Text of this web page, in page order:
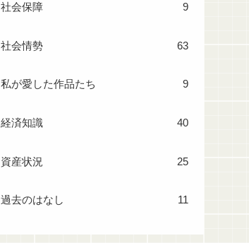
社会保障 9
社会情勢 63
私が愛した作品たち 9
経済知識 40
資産状況 25
過去のはなし 11